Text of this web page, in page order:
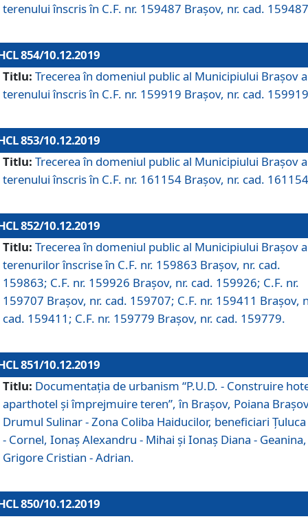
terenului înscris în C.F. nr. 159487 Brașov, nr. cad.
854/10.12.2019
Titlu: Trecerea în domeniul public al Municipiului Braşov a
terenului înscris în C.F. nr. 159919 Brașov, nr. cad.
853/10.12.2019
Titlu: Trecerea în domeniul public al Municipiului Braşov a
terenului înscris în C.F. nr. 161154 Brașov, nr. cad.
852/10.12.2019
Titlu: Trecerea în domeniul public al Municipiului Braşov a
terenurilor înscrise în C.F. nr. 159863 Brașov, nr. cad.
159863; C.F. nr. 159926 Brașov, nr. cad. 159926; C.F. nr.
159707 Brașov, nr. cad. 159707; C.F. nr. 159411 Brașov,
cad. 159411; C.F. nr. 159779 Brașov, nr. cad. 159779.
851/10.12.2019
Titlu: Documentaţia de urbanism “P.U.D. - Construire
aparthotel şi împrejmuire teren”, în Braşov, Poiana
Drumul Sulinar - Zona Coliba Haiducilor, beneficiari
- Cornel, Ionaş Alexandru - Mihai şi Ionaş Diana - Geanina,
Grigore Cristian - Adrian.
850/10.12.2019